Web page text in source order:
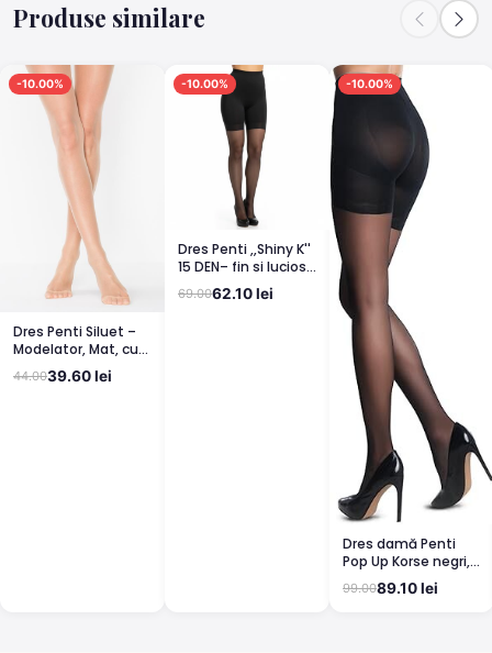
Produse similare
-10.00%
Dres Penti Siluet –
Modelator, Mat, cu
Corset, Light Nude
44.0039.60 lei
-10.00%
Dres Penti ,,Shiny K''
15 DEN– fin si lucios,
clin din bumbac,
bronz
69.0062.10 lei
-10.00%
Dres damă Penti
Pop Up Korse negri,
semi lucioși
99.0089.10 lei